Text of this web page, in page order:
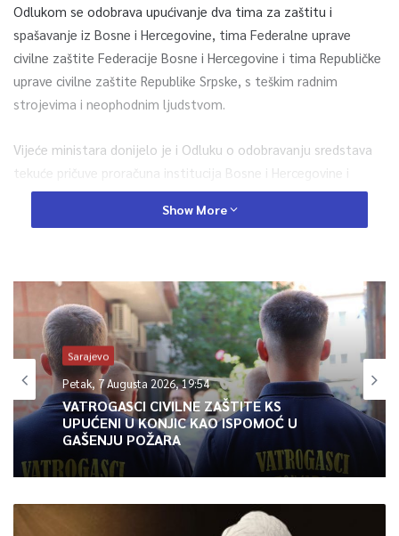
Odlukom se odobrava upućivanje dva tima za zaštitu i
spašavanje iz Bosne i Hercegovine, tima Federalne uprave
civilne zaštite Federacije Bosne i Hercegovine i tima Republičke
uprave civilne zaštite Republike Srpske, s teškim radnim
strojevima i neophodnim ljudstvom.
Vijeće ministara donijelo je i Odluku o odobravanju sredstava
tekuće pričuve proračuna institucija Bosne i Hercegovine i
međunarodnih obveza Bosne i Hercegovine u svrhu financiranja
troškova timova iz Bosne i Hercegovine prilikom pružanja
doznačuje se Federalnoj upravi civilne zaštite, a iznos od
150.000 KM Republičkoj upravi civilne zaštite, saopćeno je iz
Vijeća ministara BiH.
0
Article Rating
Show More
Sarajevo
Petak, 7 Augusta 2026, 19:54
VATROGASCI CIVILNE ZAŠTITE KS
UPUĆENI U KONJIC KAO ISPOMOĆ U
GAŠENJU POŽARA